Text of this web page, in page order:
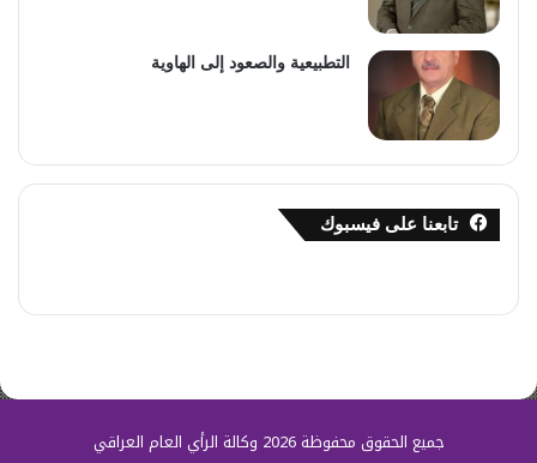
التطبيعية والصعود إلى الهاوية
تابعنا على فيسبوك
جميع الحقوق محفوظة 2026 وكالة الرأي العام العراقي